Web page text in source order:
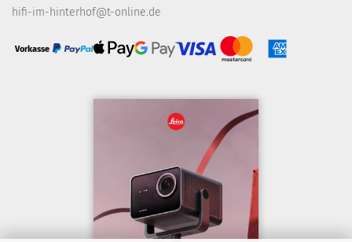
hifi-im-hinterhof@t-online.de
Vorkasse